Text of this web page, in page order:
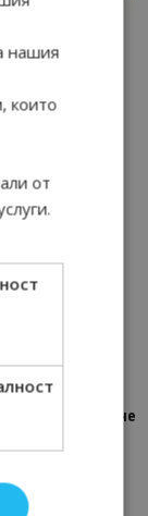
– Изживяване
нашия
които
от